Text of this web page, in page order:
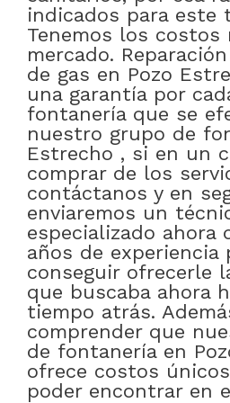
indicados para este
Tenemos los costos
mercado.
de gas en Pozo
una garantía por
fontanería que se
nuestro grupo de
Estrecho , si en un
comprar de los
contáctanos y en
enviaremos un
especializado ahora
años de experiencia
conseguir ofrecerle
que buscaba ahora
tiempo atrás.
comprender que
de fontanería en
ofrece costos
poder encontrar en